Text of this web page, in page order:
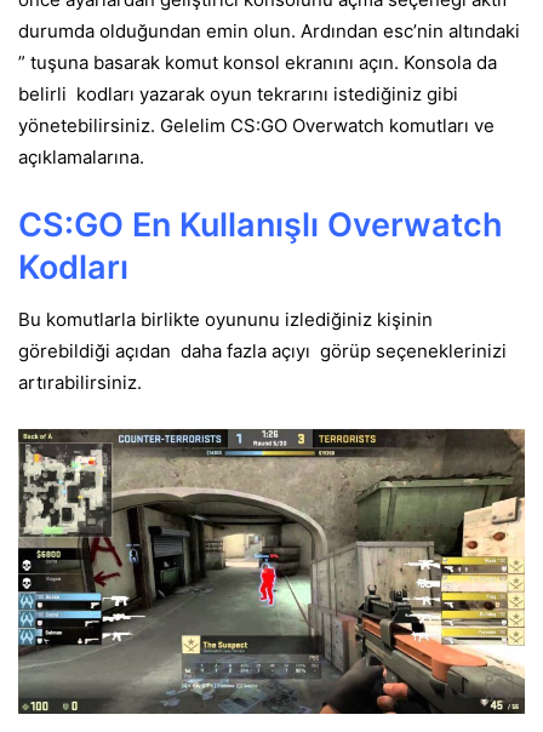
durumda olduğundan emin olun. Ardından esc’nin altındaki
” tuşuna basarak komut konsol ekranını açın. Konsola da
belirli kodları yazarak oyun tekrarını istediğiniz gibi
yönetebilirsiniz. Gelelim CS:GO Overwatch komutları ve
açıklamalarına.
CS:GO En Kullanışlı Overwatch
Kodları
Bu komutlarla birlikte oyununu izlediğiniz kişinin
görebildiği açıdan daha fazla açıyı görüp seçeneklerinizi
artırabilirsiniz.